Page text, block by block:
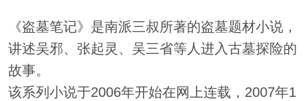
《盗墓笔记》是南派三叔所著的盗墓题材小说，
讲述吴邪、张起灵、吴三省等人进入古墓探险的
故事。
该系列小说于2006年开始在网上连载，2007年1